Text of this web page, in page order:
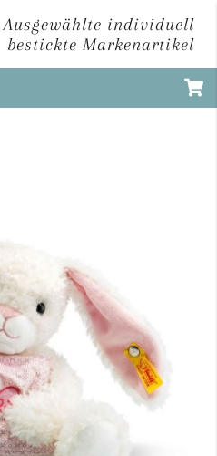
Ausgewählte individuell
bestickte Markenartikel